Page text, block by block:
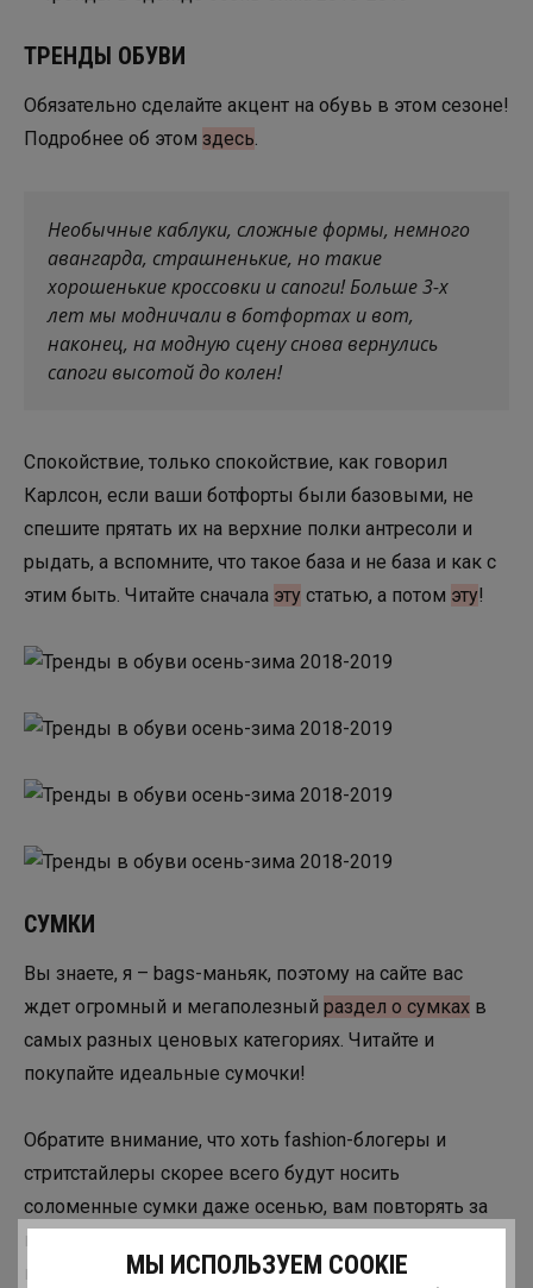
МЫ ИСПОЛЬЗУЕМ COOKIE
ТРЕНДЫ ОБУВИ
Обязательно сделайте акцент на обувь в этом сезоне!
Подробнее об этом здесь
Необычные каблуки, сложные формы, немного
авангарда, страшненькие, но такие
хорошенькие кроссовки и сапоги! Больше 3-х
лет мы модничали в ботфортах и вот,
наконец, на модную сцену снова вернулись
сапоги высотой до колен!
Спокойствие, только спокойствие, как говорил
Карлсон, если ваши ботфорты были базовыми, не
спешите прятать их на верхние полки антресоли и
рыдать, а вспомните, что такое база и не база и как с
этим быть. Читайте сначала эту статью, а потом эту!
СУМКИ
Вы знаете, я – bags-маньяк, поэтому на сайте вас
ждет огромный и мегаполезный раздел о сумках в
самых разных ценовых категориях. Читайте и
покупайте идеальные сумочки!
Обратите внимание, что хоть fashion-блогеры и
стритстайлеры скорее всего будут носить
соломенные сумки даже осенью, вам повторять за
ними совсем необязательно. Все-таки солома
прекрасна и уместна летом. И то – не везде.